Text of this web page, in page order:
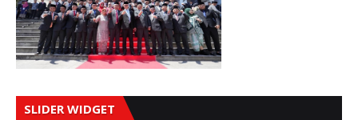
SLIDER WIDGET